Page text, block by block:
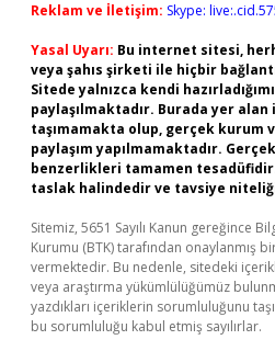
Reklam ve İletişim: Skype:
Yasal Uyarı: Bu internet sitesi,
veya şahıs şirketi ile hiçbir
Sitede yalnızca kendi
paylaşılmaktadır. Burada yer
taşımamakta olup, gerçek kurum
paylaşım yapılmamaktadır.
benzerlikleri tamamen
taslak halindedir ve tavsiye
Sitemiz, 5651 Sayılı Kanun gereğince
Kurumu (BTK) tarafından onaylanmış
vermektedir. Bu nedenle, sitedeki
veya araştırma yükümlülüğümüz
yazdıkları içeriklerin sorumluluğunu
bu sorumluluğu kabul etmiş sayılırlar.